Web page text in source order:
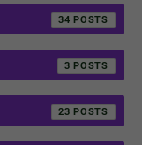
34
3
23